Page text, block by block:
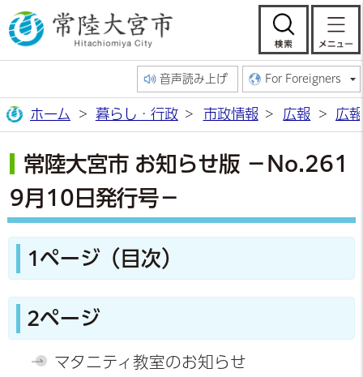
常陸大宮市公
検
音声読み上げ For Foreigners
ホーム 暮らし・行政 市政情報 広報 広
常陸大宮市 お知らせ版 －No.261
9月10日発行号－
1ページ（目次）
2ページ
マタニティ教室のお知らせ